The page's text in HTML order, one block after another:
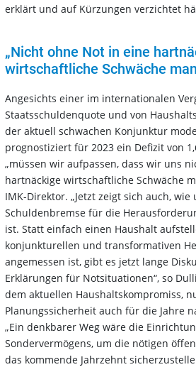
erklärt und auf Kürzungen verzichtet
„Nicht ohne Not in eine
wirtschaftliche Schwäche
Angesichts einer im internationalen
Staatsschuldenquote und von
der aktuell schwachen Konjunktur
prognostiziert für 2023 ein Defizit von
„müssen wir aufpassen, dass wir uns
hartnäckige wirtschaftliche Schwäche
IMK-Direktor. „Jetzt zeigt sich auch,
Schuldenbremse für die
ist. Statt einfach einen Haushalt
konjunkturellen und transformativen
angemessen ist, gibt es jetzt lange
Erklärungen für Notsituationen“, so
dem aktuellen Haushaltskompromiss,
Planungssicherheit auch für die Jahre
„Ein denkbarer Weg wäre die
Sondervermögens, um die nötigen
das kommende Jahrzehnt